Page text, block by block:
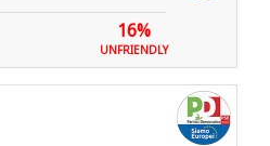
16%
UNFRIENDLY